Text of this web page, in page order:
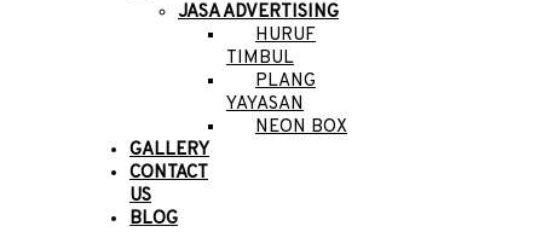
JASA ADVERTISING
HURUF
TIMBUL
PLANG
YAYASAN
NEON BOX
GALLERY
CONTACT
US
BLOG